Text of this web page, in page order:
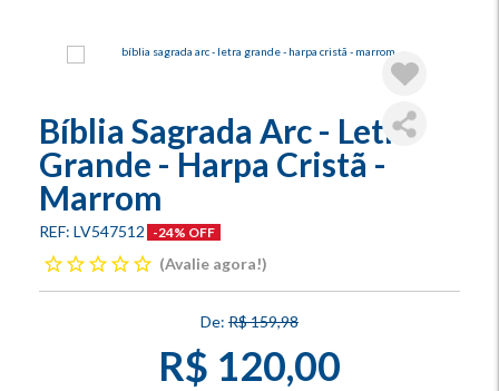
Bíblia Sagrada Arc - Letra
Grande - Harpa Cristã -
Marrom
LV547512 -24% OFF
Avalie agora!
R$ 159,98
R$ 120,00